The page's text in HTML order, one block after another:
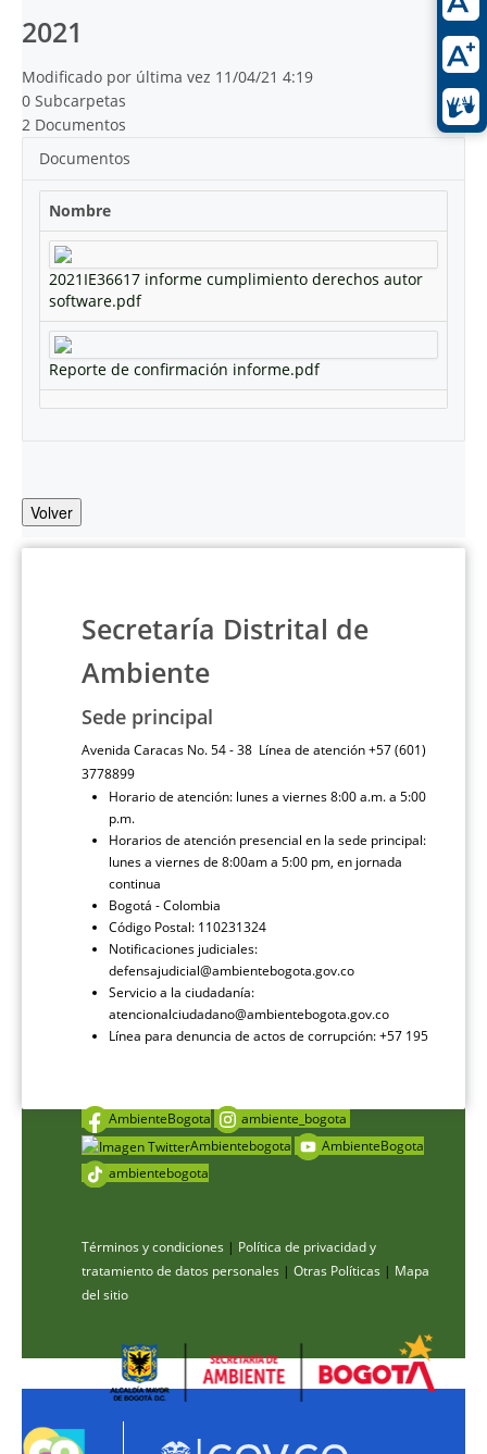
2021
Modificado por última vez 11/04/21 4:19
0 Subcarpetas
2 Documentos
Documentos
Nombre
2021IE36617 informe cumplimiento derechos autor
software.pdf
Reporte de confirmación informe.pdf
Volver
Secretaría Distrital de
Ambiente
Sede principal
Avenida Caracas No. 54 - 38 Línea de atención +57 (601)
3778899
Horario de atención: lunes a viernes 8:00 a.m. a 5:00
p.m.
Horarios de atención presencial en la sede principal:
lunes a viernes de 8:00am a 5:00 pm, en jornada
continua
Bogotá - Colombia
Código Postal: 110231324
Notificaciones judiciales:
defensajudicial@ambientebogota.gov.co
Servicio a la ciudadanía:
atencionalciudadano@ambientebogota.gov.co
Línea para denuncia de actos de corrupción: +57 195
AmbienteBogota
ambiente_bogota
Ambientebogota
AmbienteBogota
ambientebogota
Términos y condiciones | Política de privacidad y
tratamiento de datos personales | Otras Políticas | Mapa
del sitio